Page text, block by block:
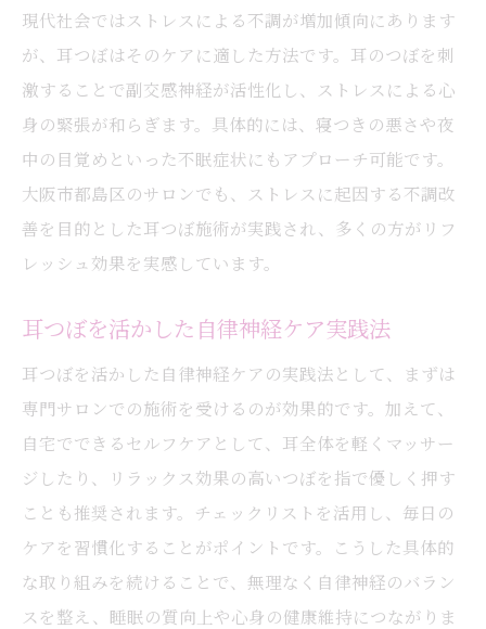
現代社会ではストレスによる不調が増加傾向にあります
が、耳つぼはそのケアに適した方法です。耳のつぼを刺
激することで副交感神経が活性化し、ストレスによる心
身の緊張が和らぎます。具体的には、寝つきの悪さや夜
中の目覚めといった不眠症状にもアプローチ可能です。
大阪市都島区のサロンでも、ストレスに起因する不調改
善を目的とした耳つぼ施術が実践され、多くの方がリフ
レッシュ効果を実感しています。
耳つぼを活かした自律神経ケア実践法
耳つぼを活かした自律神経ケアの実践法として、まずは
専門サロンでの施術を受けるのが効果的です。加えて、
自宅でできるセルフケアとして、耳全体を軽くマッサー
ジしたり、リラックス効果の高いつぼを指で優しく押す
ことも推奨されます。チェックリストを活用し、毎日の
ケアを習慣化することがポイントです。こうした具体的
な取り組みを続けることで、無理なく自律神経のバラン
スを整え、睡眠の質向上や心身の健康維持につながりま